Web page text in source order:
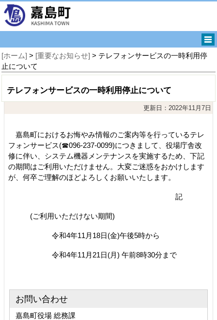
[ホーム] > [重要なお知らせ] > テレフォンサービスの一時利用停
止について
テレフォンサービスの一時利用停止について
更新日：2022年11月7日
嘉島町におけるお悔やみ情報のご案内等を行っているテレ
フォンサービス(☎096-237-0099)につきまして、役場庁舎改
修に伴い、システム機器メンテナンスを実施するため、下記
の期間はご利用いただけません。大変ご迷惑をおかけします
が、何卒ご理解のほどよろしくお願いいたします。
記
(ご利用いただけない期間)
令和4年11月18日(金)午後5時から
令和4年11月21日(月) 午前8時30分まで
お問い合わせ
嘉島町役場 総務課